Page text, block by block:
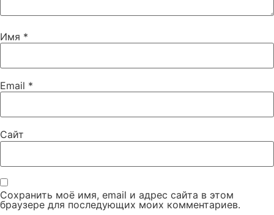
Имя *
Email *
Сайт
Сохранить моё имя, email и адрес сайта в этом
браузере для последующих моих комментариев.